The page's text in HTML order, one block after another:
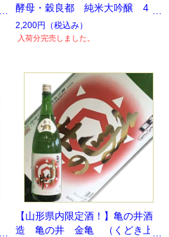
酵母・穀良都 純米大吟醸 4
4% 720ml
2,200円 （税込み）
入荷分完売しました。
【山形県内限定酒！】亀の井酒
造 亀の井 金亀 （くどき上